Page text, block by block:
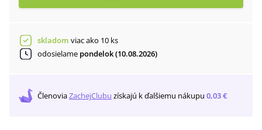
skladom viac ako 10 ks
odosielame pondelok (10.08.2026)
ČlenoviaZachejClubu získajú k ďalšiemu nákupu 0,03 €